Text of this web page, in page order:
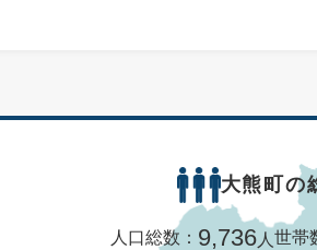
大熊町の
人口総数： 9,736 人 世帯